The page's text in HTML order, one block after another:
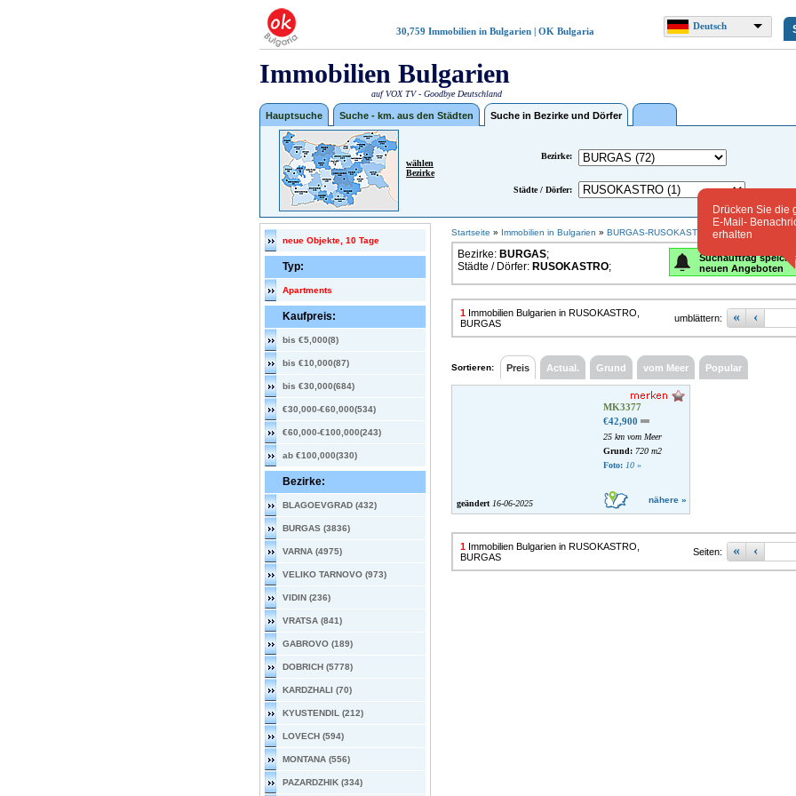
30,759 Immobilien in Bulgarien | OK Bulgaria Deutsch
Immobilien Bulgarien
auf VOX TV - Goodbye Deutschland
Hauptsuche Suche - km. aus den Städten Suche in Bezirke und Dörfer
wählen
Bezirke
Bezirke:
Städte / Dörfer:
neue Objekte, 10 Tage
Typ:
Apartments
Kaufpreis:
bis €5,000(8)
bis €10,000(87)
bis €30,000(684)
€30,000-€60,000(534)
€60,000-€100,000(243)
ab €100,000(330)
Bezirke:
BLAGOEVGRAD (432)
BURGAS (3836)
VARNA (4975)
VELIKO TARNOVO (973)
VIDIN (236)
VRATSA (841)
GABROVO (189)
DOBRICH (5778)
KARDZHALI (70)
KYUSTENDIL (212)
LOVECH (594)
MONTANA (556)
PAZARDZHIK (334)
Startseite » Immobilien in Bulgarien » BURGAS-RUSOKASTRO(1)
Bezirke: BURGAS;
Städte / Dörfer: RUSOKASTRO;
Suchauftrag
neuen Angeboten
1 Immobilien Bulgarien in RUSOKASTRO,
BURGAS
umblättern: « ‹
Sortieren: Preis Actual. Grund vom Meer Popular
MK3377
€42,900
25 km vom Meer
Grund: 720 m2
Foto: 10 »
nähere »
geändert 16-06-2025
1 Immobilien Bulgarien in RUSOKASTRO,
BURGAS
Seiten: « ‹
Drücken Sie die
E-Mail-
erhalten